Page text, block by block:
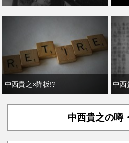
中西貴之×降板!? 中西
中西貴之の噂